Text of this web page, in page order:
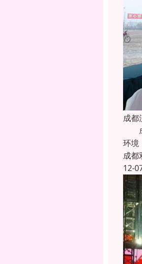
成都
成
环境
成都
12-